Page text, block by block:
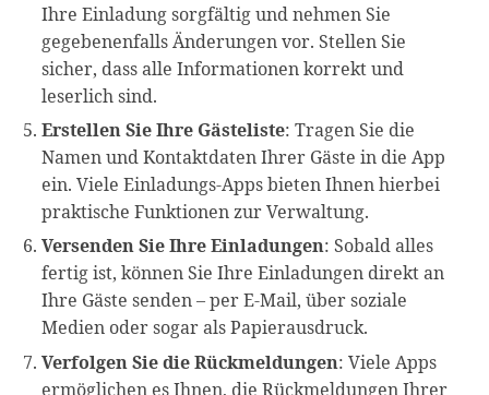
Ihre Einladung sorgfältig und nehmen Sie
gegebenenfalls Änderungen vor. Stellen Sie
sicher, dass alle Informationen korrekt und
leserlich sind.
Erstellen Sie Ihre Gästeliste: Tragen Sie die
Namen und Kontaktdaten Ihrer Gäste in die App
ein. Viele Einladungs-Apps bieten Ihnen hierbei
praktische Funktionen zur Verwaltung.
Versenden Sie Ihre Einladungen: Sobald alles
fertig ist, können Sie Ihre Einladungen direkt an
Ihre Gäste senden – per E-Mail, über soziale
Medien oder sogar als Papierausdruck.
Verfolgen Sie die Rückmeldungen: Viele Apps
ermöglichen es Ihnen, die Rückmeldungen Ihrer